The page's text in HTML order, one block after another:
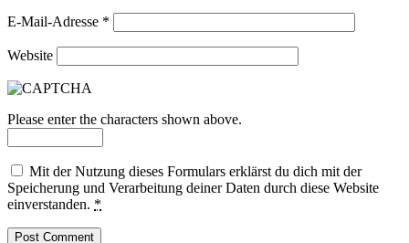
E-Mail-Adresse *
Website
Please enter the characters shown above.
Mit der Nutzung dieses Formulars erklärst du dich mit der
Speicherung und Verarbeitung deiner Daten durch diese Website
einverstanden. *